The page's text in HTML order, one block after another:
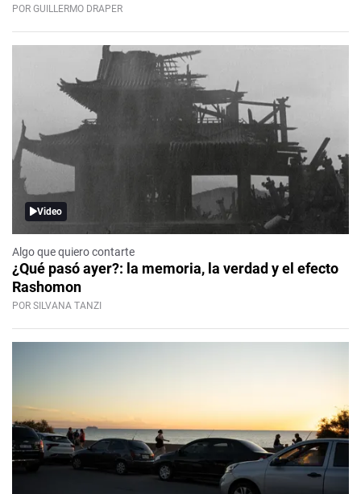
POR GUILLERMO DRAPER
Video
Algo que quiero contarte
¿Qué pasó ayer?: la memoria, la verdad y el efecto
Rashomon
POR SILVANA TANZI